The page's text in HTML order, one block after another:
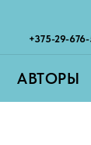
+375-29-
АВТОРЫ